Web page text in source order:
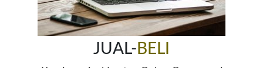
JUAL- BELI